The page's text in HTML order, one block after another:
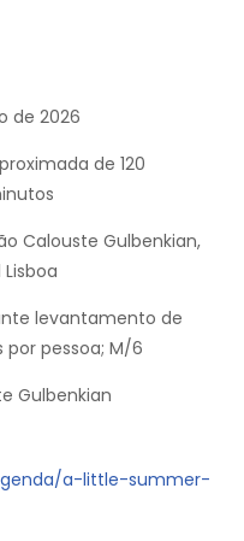
de 2026
de 120
Calouste Gulbenkian,
levantamento de
pessoa; M/6
Gulbenkian
a-little-summer-